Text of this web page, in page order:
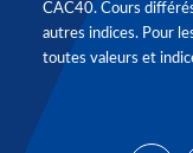
CAC40. Cours
autres indices. Pour
toutes valeurs et